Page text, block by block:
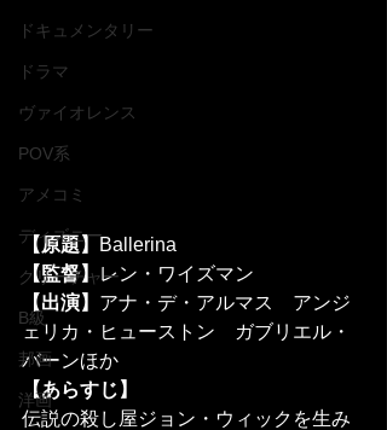
ドキュメンタリー
ドラマ
ヴァイオレンス
POV系
アメコミ
ディズニー
クリーチャー
B級
邦画
洋画
【原題】
Ballerina
【監督】レン・ワイズマン
【出演】 アナ・デ・アルマス　アンジ
ェリカ・ヒューストン　ガブリエル・
バーンほか
【あらすじ】
伝説の殺し屋ジョン・ウィックを生み